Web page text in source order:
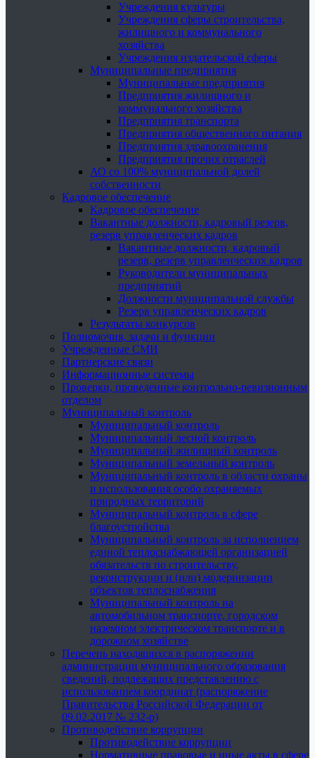
Учреждения культуры
Учреждения сферы строительства,
жилищного и коммунального
хозяйства
Учреждения издательской сферы
Муниципальные предприятия
Муниципальные предприятия
Предприятия жилищного и
коммунального хозяйства
Предприятия транспорта
Предприятия общественного питания
Предприятия здравоохранения
Предприятия прочих отраслей
АО со 100% муниципальной долей
собственности
Кадровое обеспечение
Кадровое обеспечение
Вакантные должности, кадровый резерв,
резерв управленческих кадров
Вакантные должности, кадровый
резерв, резерв управленческих кадров
Руководители муниципальных
предприятий
Должности муниципальной службы
Резерв управленческих кадров
Результаты конкурсов
Полномочия, задачи и функции
Учрежденные СМИ
Партнерские связи
Информационные системы
Проверки, проведенные контрольно-ревизионным
отделом
Муниципальный контроль
Муниципальный контроль
Муниципальный лесной контроль
Муниципальный жилищный контроль
Муниципальный земельный контроль
Муниципальный контроль в области охраны
и использования особо охраняемых
природных территорий
Муниципальный контроль в сфере
благоустройства
Муниципальный контроль за исполнением
единой теплоснабжающей организацией
обязательств по строительству,
реконструкции и (или) модернизации
объектов теплоснабжения
Муниципальный контроль на
автомобильном транспорте, городском
наземном электрическом транспорте и в
дорожном хозяйстве
Перечень находящихся в распоряжении
администрации муниципального образования
сведений, подлежащих представлению с
использованием координат (распоряжение
Правительства Российской Федерации от
09.02.2017 № 232-р)
Противодействие коррупции
Противодействие коррупции
Нормативные правовые и иные акты в сфере